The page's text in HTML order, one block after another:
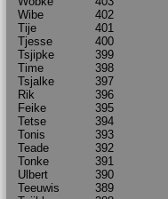
Wibe
402
Tije
401
Tjesse
400
Tsjipke
399
Time
398
Tsjalke
397
Rik
396
Feike
395
Tetse
394
Tonis
393
Teade
392
Tonke
391
Ulbert
390
Teeuwis
389